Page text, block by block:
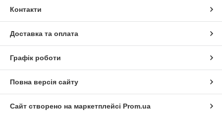
Контакти
Доставка та оплата
Графік роботи
Повна версія сайту
Сайт створено на маркетплейсі Prom.ua